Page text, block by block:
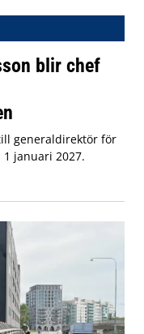
blir chef
generaldirektör för
januari 2027.